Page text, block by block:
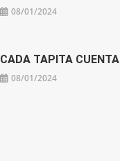
08/01/2024
CADA TAPITA CUENTA
08/01/2024